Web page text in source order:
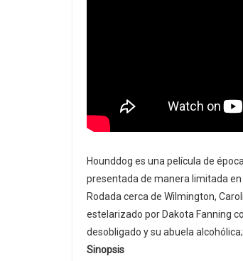
Hounddog es una película de
presentada de manera limitada en
Rodada cerca de Wilmington,
estelarizado por Dakota Fanning
desobligado y su abuela
Sinopsis